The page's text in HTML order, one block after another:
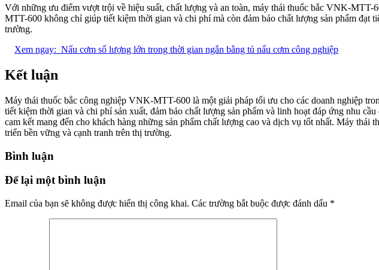
Với những ưu điểm vượt trội về hiệu suất, chất lượng và an toàn, máy thái thuốc bắc VNK-
MTT-600 không chỉ giúp tiết kiệm thời gian và chi phí mà còn đảm bảo chất lượng sản phẩm đạt
trường.
Xem ngay: Nấu cơm số lượng lớn trong thời gian ngắn bằng tủ nấu cơm công nghiệp
Kết luận
Máy thái thuốc bắc công nghiệp VNK-MTT-600 là một giải pháp tối ưu cho các doanh nghiệp
tiết kiệm thời gian và chi phí sản xuất, đảm bảo chất lượng sản phẩm và linh hoạt đáp ứng nhu
cam kết mang đến cho khách hàng những sản phẩm chất lượng cao và dịch vụ tốt nhất. Máy
triển bền vững và cạnh tranh trên thị trường.
Bình luận
Để lại một bình luận
Email của bạn sẽ không được hiển thị công khai. Các trường bắt buộc được đánh dấu *